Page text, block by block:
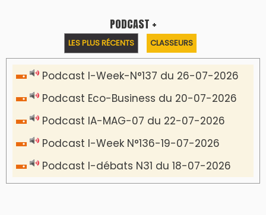
PODCAST +
LES PLUS RÉCENTS CLASSEURS
Podcast I-Week-N°137 du 26-07-2026
Podcast Eco-Business du 20-07-2026
Podcast IA-MAG-07 du 22-07-2026
Podcast I-Week N°136-19-07-2026
Podcast I-débats N31 du 18-07-2026